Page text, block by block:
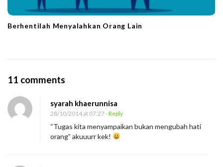
Berhentilah Menyalahkan Orang Lain
11 comments
P
l
syarah khaerunnisa
28/10/2014 at 07:27- Reply
“Tugas kita menyampaikan bukan mengubah hati
orang” akuuurr kek!